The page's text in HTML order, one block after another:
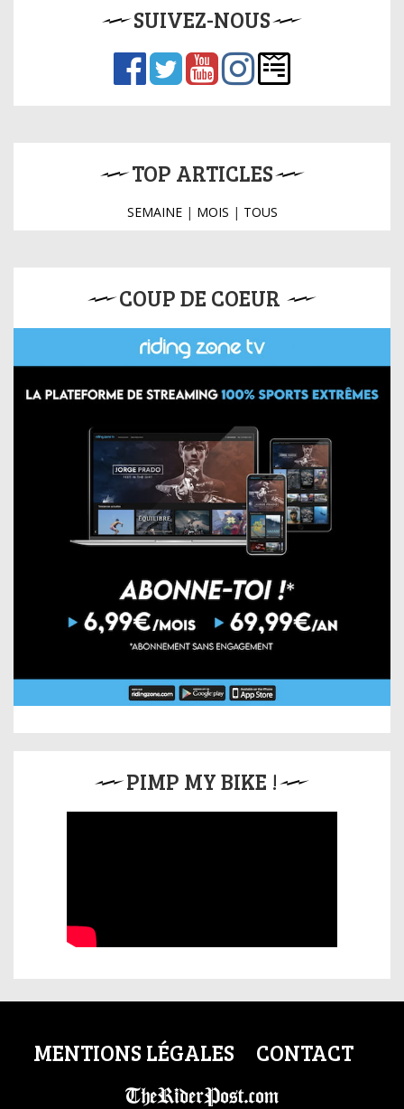
SUIVEZ-NOUS
TOP ARTICLES
SEMAINE| MOIS | TOUS
COUP DE COEUR
PIMP MY BIKE !
MENTIONS LÉGALES CONTACT